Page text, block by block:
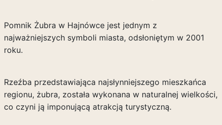
Pomnik Żubra w Hajnówce jest jednym z
najważniejszych symboli miasta, odsłoniętym w 2001
roku.
Rzeźba przedstawiająca najsłynniejszego mieszkańca
regionu, żubra, została wykonana w naturalnej wielkości,
co czyni ją imponującą atrakcją turystyczną.